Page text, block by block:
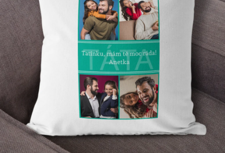
Domácnost
Kolekce
Oblečení
Přihlášení